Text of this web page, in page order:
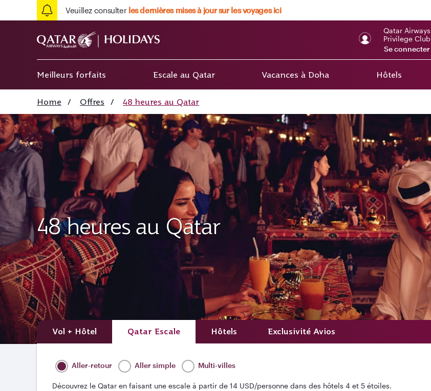
Veuillez consulter les dernières mises à jour sur les voyages ici
Qatar Airways
Privilege Club
Se connecter
Meilleurs forfaits Escale au Qatar Vacances à Doha Hôtels
Home / Offres / 48 heures au Qatar
48 heures au Qatar
Vol + Hôtel Qatar Escale Hôtels Exclusivité Avios
Aller-retour Aller simple Multi-villes
Découvrez le Qatar en faisant une escale à partir de 14 USD/personne dans des hôtels 4 et 5 étoiles.